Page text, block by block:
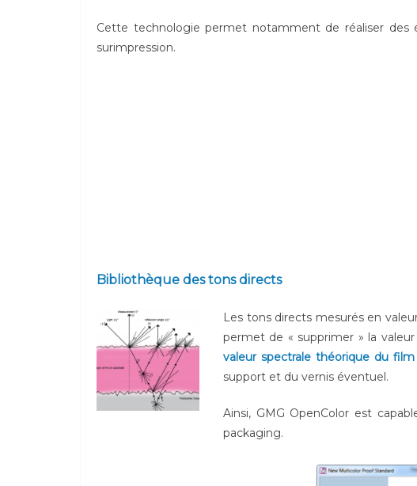
Cette technologie permet notamment de réaliser des
surimpression.
Bibliothèque des tons directs
Les tons directs mesurés en
permet de « supprimer » la
valeur spectrale théorique du film
support et du vernis éventuel.
Ainsi, GMG OpenColor est
packaging.